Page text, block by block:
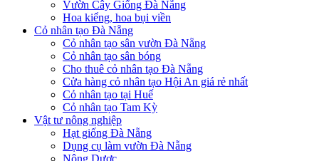
Vườn Cây Giống Đà Nẵng
Hoa kiểng, hoa bụi viền
Cỏ nhân tạo Đà Nẵng
Cỏ nhân tạo sân vườn Đà Nẵng
Cỏ nhân tạo sân bóng
Cho thuê cỏ nhân tạo Đà Nẵng
Cửa hàng cỏ nhân tạo Hội An giá rẻ nhất
Cỏ nhân tạo tại Huế
Cỏ nhân tạo Tam Kỳ
Vật tư nông nghiệp
Hạt giống Đà Nẵng
Dụng cụ làm vườn Đà Nẵng
Nông Dược